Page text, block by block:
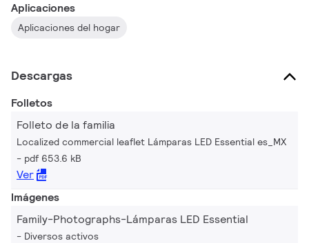
Aplicaciones
Aplicaciones del hogar
Descargas
Folletos
Folleto de la familia
Localized commercial leaflet Lámparas LED Essential es_MX
pdf 653.6 kB
Ver
Imágenes
Family-Photographs-Lámparas LED Essential
Diversos activos